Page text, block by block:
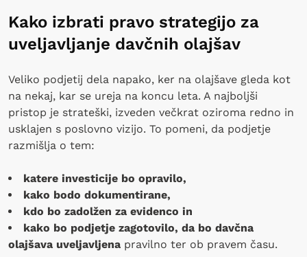
Kako izbrati pravo strategijo za
uveljavljanje davčnih olajšav
Veliko podjetij dela napako, ker na olajšave gleda kot
na nekaj, kar se ureja na koncu leta. A najboljši
pristop je strateški, izveden večkrat oziroma redno in
usklajen s poslovno vizijo. To pomeni, da podjetje
razmišlja o tem:
katere investicije bo opravilo,
kako bodo dokumentirane,
kdo bo zadolžen za evidenco in
kako bo podjetje zagotovilo, da bo davčna
olajšava uveljavljena pravilno ter ob pravem času.